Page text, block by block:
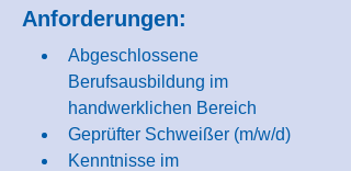
Anforderungen:
Abgeschlossene
Berufsausbildung im
handwerklichen Bereich
Geprüfter Schweißer (m/w/d)
Kenntnisse im